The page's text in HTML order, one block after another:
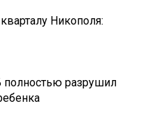
Никополя:
разрушил